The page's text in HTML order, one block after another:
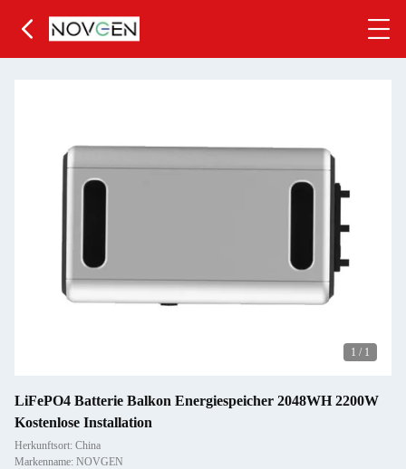
1 / 1
LiFePO4 Batterie Balkon Energiespeicher 2048WH 2200W
Kostenlose Installation
Herkunftsort: China
Markenname: NOVGEN